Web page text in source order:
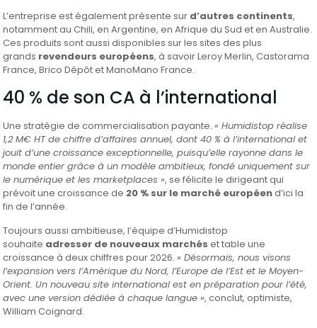
L’entreprise est également présente sur d’autres continents,
notamment au Chili, en Argentine, en Afrique du Sud et en Australie.
Ces produits sont aussi disponibles sur les sites des plus
grands revendeurs européens, à savoir Leroy Merlin, Castorama
France, Brico Dépôt et ManoMano France.
40 % de son CA à l’international
Une stratégie de commercialisation payante.« Humidistop réalise
1,2 M€ HT de chiffre d’affaires annuel, dont 40 % à l’international et
jouit d’une croissance exceptionnelle, puisqu’elle rayonne dans le
monde entier grâce à un modèle ambitieux, fondé uniquement sur
le numérique et les marketplaces », se félicite le dirigeant qui
prévoit une croissance de 20 % sur le marché européend’ici la
fin de l’année.
Toujours aussi ambitieuse, l’équipe d’Humidistop
souhaite adresser de nouveaux marchés et table une
croissance à deux chiffres pour 2026.« Désormais, nous visons
l’expansion vers l’Amérique du Nord, l’Europe de l’Est et le Moyen-
Orient. Un nouveau site international est en préparation pour l’été,
avec une version dédiée à chaque langue », conclut, optimiste,
William Coignard.